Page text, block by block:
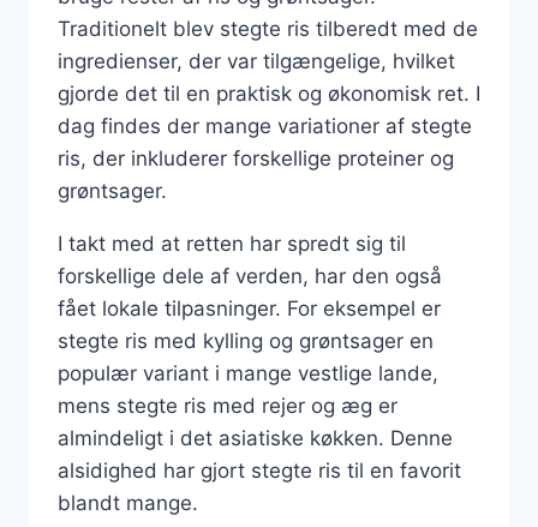
Traditionelt blev stegte ris tilberedt med de
ingredienser, der var tilgængelige, hvilket
gjorde det til en praktisk og økonomisk ret. I
dag findes der mange variationer af stegte
ris, der inkluderer forskellige proteiner og
grøntsager.
I takt med at retten har spredt sig til
forskellige dele af verden, har den også
fået lokale tilpasninger. For eksempel er
stegte ris med kylling og grøntsager en
populær variant i mange vestlige lande,
mens stegte ris med rejer og æg er
almindeligt i det asiatiske køkken. Denne
alsidighed har gjort stegte ris til en favorit
blandt mange.